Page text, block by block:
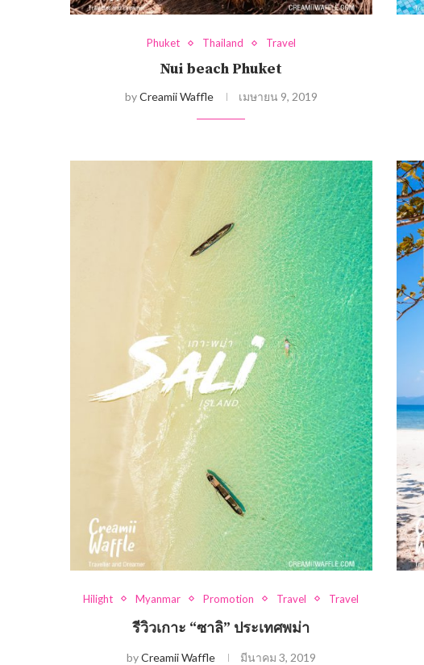
Phuket Thailand Travel
Nui beach Phuket
byCreamii Waffle เมษายน 9, 2019
Hilight Myanmar Promotion Travel Travel
รีวิวเกาะ “ซาลิ” ประเทศพม่า
byCreamii Waffle มีนาคม 3, 2019